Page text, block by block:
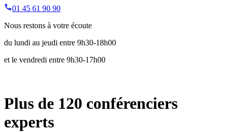
01 45 61 90 90
Nous restons à votre écoute
du lundi au jeudi entre 9h30-18h00
et le vendredi entre 9h30-17h00
Plus de 120 conférenciers
experts